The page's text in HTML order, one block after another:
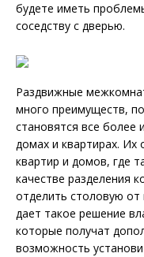
будете иметь
соседству с дверью.
Раздвижные
много преимуществ,
становятся все
домах и квартирах. Их
квартир и домов, где
качестве разделения
отделить столовую
дает такое решение
которые получат
возможность